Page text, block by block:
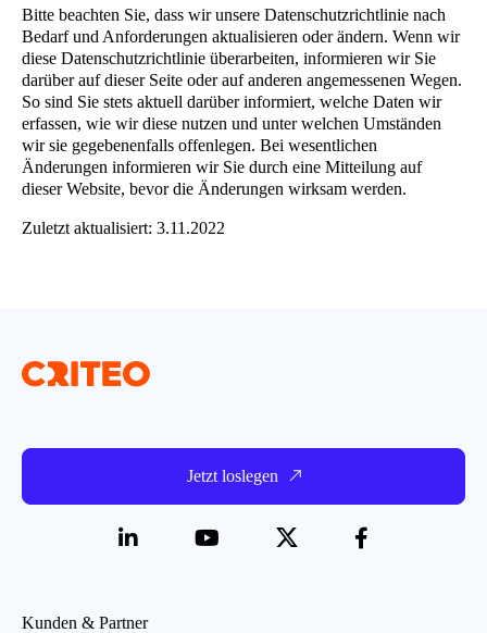
Produktlebenszyklus zu identifizieren und
proaktiv zu mindern.
Das Datenschutzteam führt unternehmensweite
Datenschutzschulungen durch, implementiert
Verhaltenskodizes und trägt einen wesentlichen
Teil der Verantwortung dafür, dass wir
branchenführende Produkte und Services
entwickeln.
Partnern und Zulieferern durch.
mobilen App. Dies dient dem alleinigen Zweck
der Bereitstellung von Werbeanzeigen.
Nicht änderbare IDs zu erfassen, wie Hardware-
Kennungen der Geräte, die Sie verwenden
(UDID- oder MAC-Adresse usw.)
Präzise Daten zu Ihrem geographischen Standort
in Echtzeit zu erfassen.
European Digital Advertising Alliance
Selbstregulierungsprinzipien der
Europäischen Allianz für digitale Werbung (EDAA)
Digital Advertising Alliance of Canada
DAAC
Network Advertising Initiative
Verhaltenskodizes der Network
bereitzustellen, die es Nutzern ermöglichen, mehr
über unsere Dienste zu erfahren und ihnen zu
widersprechen.
Vor dem Platzieren von Cookies oder dem Einsatz
ähnlicher Technologien die Einwilligung der
Benutzer zum Zwecke der Anzeige
personalisierter Werbung einzuholen.
Bitte beachten Sie, dass wir unsere Datenschutzrichtlinie nach
Bedarf und Anforderungen aktualisieren oder ändern. Wenn wir
diese Datenschutzrichtlinie überarbeiten, informieren wir Sie
darüber auf dieser Seite oder auf anderen angemessenen Wegen.
So sind Sie stets aktuell darüber informiert, welche Daten wir
erfassen, wie wir diese nutzen und unter welchen Umständen
wir sie gegebenenfalls offenlegen. Bei wesentlichen
Änderungen informieren wir Sie durch eine Mitteilung auf
dieser Website, bevor die Änderungen wirksam werden.
Zuletzt aktualisiert: 3.11.2022
Jetzt loslegen
Kunden & Partner